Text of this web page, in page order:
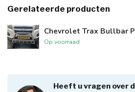
Gerelateerde producten
Chevrolet Trax Bullbar
Op voorraad
Heeft u vragen over